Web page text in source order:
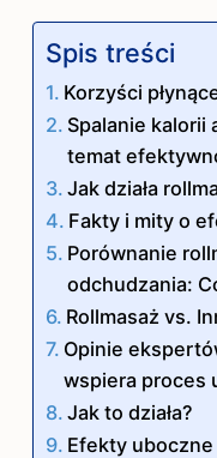
Spis treści
Korzyści
Spalanie kalorii
temat
Jak działa
Fakty i mity o
Porównanie
odchudzania:
Rollmasaż vs.
Opinie
wspiera proces
Jak to działa?
Efekty